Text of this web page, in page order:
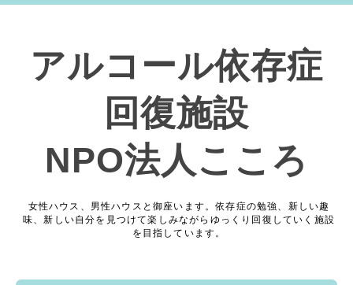
アルコール依存症
回復施設
NPO法人こころ
女性ハウス、男性ハウスと御座います。依存症の勉強、新しい趣
味、新しい自分を見つけて楽しみながらゆっくり回復していく施設
を目指しています。